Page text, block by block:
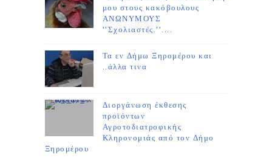
μου στους κακόβουλους
ΑΝΩΝΥΜΟΥΣ
''Σχολιαστές.''....
Τα εν Δήμω Ξηρομέρου και
..άλλα τινα
Διοργάνωση έκθεσης
προϊόντων
Αγροτοδιατροφικής
Κληρονομιάς από τον Δήμο
Ξηρομέρου